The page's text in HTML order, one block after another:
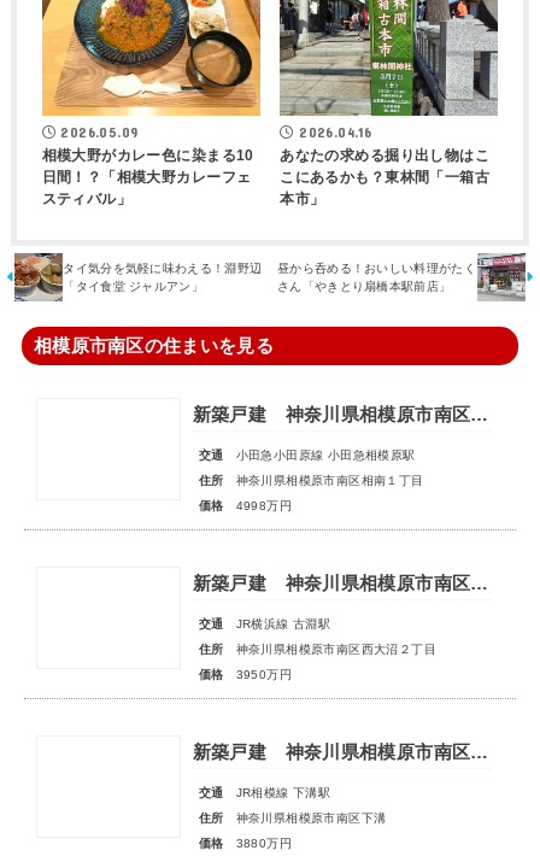
2026.05.09
相模大野がカレー色に染まる10
日間！？「相模大野カレーフェ
スティバル」
2026.04.16
あなたの求める掘り出し物はこ
こにあるかも？東林間「一箱古
本市」
タイ気分を気軽に味わえる！淵野辺
「タイ食堂 ジャルアン」
昼から呑める！おいしい料理がたく
さん「やきとり扇橋本駅前店」
相模原市南区の住まいを見る
新築戸建 神奈川県相模原市南区相南１丁目
交通
小田急小田原線 小田急相模原駅
住所
神奈川県相模原市南区相南１丁目
価格
4998万円
新築戸建 神奈川県相模原市南区西大沼２丁目
交通
JR横浜線 古淵駅
住所
神奈川県相模原市南区西大沼２丁目
価格
3950万円
新築戸建 神奈川県相模原市南区下溝
交通
JR相模線 下溝駅
住所
神奈川県相模原市南区下溝
価格
3880万円